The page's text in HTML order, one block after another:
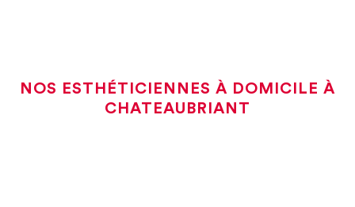
NOS ESTHÉTICIENNES À DOMICILE À
CHATEAUBRIANT